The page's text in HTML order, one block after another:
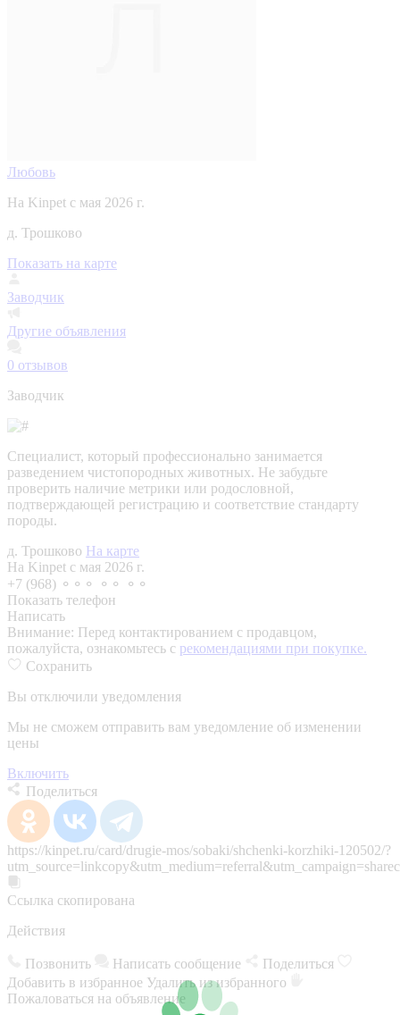
Любовь
На Kinpet c мая 2026 г.
д. Трошково
Показать на карте
Заводчик
Другие объявления
0 отзывов
Заводчик
Специалист, который профессионально занимается
разведением чистопородных животных. Не забудьте
проверить наличие метрики или родословной,
подтверждающей регистрацию и соответствие стандарту
породы.
д. Трошково На карте
На Kinpet c мая 2026 г.
+7 (968) ⚬⚬⚬ ⚬⚬ ⚬⚬
Показать телефон
Написать
Внимание: Перед контактированием с продавцом,
пожалуйста, ознакомьтесь с рекомендациями при покупке.
Сохранить
Вы отключили уведомления
Мы не сможем отправить вам уведомление об изменении
цены
Включить
Поделиться
https://kinpet.ru/card/drugie-mos/sobaki/shchenki-korzhiki-120502/?
Ссылка скопирована
Действия
Позвонить Написать сообщение
Поделиться
Добавить в избранное Удалить из избранного
Пожаловаться на объявление